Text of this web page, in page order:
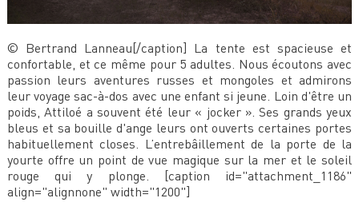
© Bertrand Lanneau[/caption] La tente est spacieuse et
confortable, et ce même pour 5 adultes. Nous écoutons avec
passion leurs aventures russes et mongoles et admirons
leur voyage sac-à-dos avec une enfant si jeune. Loin d'être un
poids, Attiloé a souvent été leur « jocker ». Ses grands yeux
bleus et sa bouille d'ange leurs ont ouverts certaines portes
habituellement closes. L’entrebâillement de la porte de la
yourte offre un point de vue magique sur la mer et le soleil
rouge qui y plonge. [caption id="attachment_1186"
align="alignnone" width="1200"]